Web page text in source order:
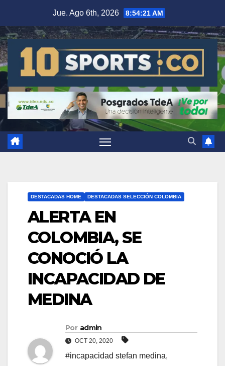
Jue. Ago 6th, 2026 8:54:22 AM
DESTACADAS HOME DESTACADAS SELECCIÓN COLOMBIA
ALERTA EN
COLOMBIA, SE
CONOCIÓ LA
INCAPACIDAD DE
MEDINA
Por admin
OCT 20, 2020
#incapacidad stefan medina,